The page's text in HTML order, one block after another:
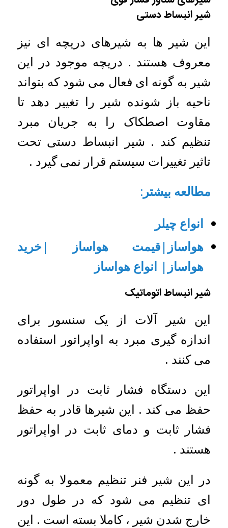
شیر انبساط دستی
این شیر ها به شیرهای دریچه ای نیز
معروف هستند . دریچه موجود در این
شیر به گونه ای فعال می شود که بتواند
ناحیه باز شونده شیر را تغییر دهد تا
مقاوت اصطکاک را به جریان مبرد
تنظیم کند . شیر انبساط دستی تحت
تاثیر تغییرات سیستم قرار نمی گیرد .
مطالعه بیشتر:
انواع چیلر
هواساز|قیمت هواساز |خرید
هواساز| انواع هواساز
شیر انبساط اتوماتیک
این شیر آلات از یک سنسور برای
اندازه گیری مبرد به اواپراتور استفاده
می کنند .
این دستگاه فشار ثابت در اواپراتور
حفظ می کند . این شیرها قادر به حفظ
فشار ثابت و دمای ثابت در اواپراتور
هستند .
در این شیر فنر تنظیم معمولا به گونه
ای تنظیم می شود که در طول دور
خارج شدن شیر ، کاملا بسته است . این